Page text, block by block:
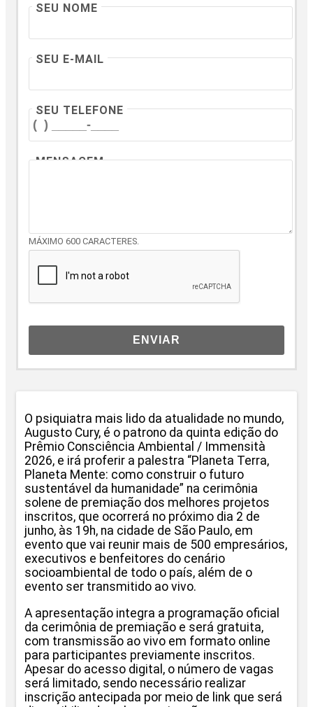
SEU NOME
SEU E-MAIL
SEU TELEFONE
MENSAGEM
MÁXIMO 600 CARACTERES.
ENVIAR
O psiquiatra mais lido da atualidade no mundo,
Augusto Cury, é o patrono da quinta edição do
Prêmio Consciência Ambiental / Immensità
2026, e irá proferir a palestra “Planeta Terra,
Planeta Mente: como construir o futuro
sustentável da humanidade” na cerimônia
solene de premiação dos melhores projetos
inscritos, que ocorrerá no próximo dia 2 de
junho, às 19h, na cidade de São Paulo, em
evento que vai reunir mais de 500 empresários,
executivos e benfeitores do cenário
socioambiental de todo o país, além de o
evento ser transmitido ao vivo.
A apresentação integra a programação oficial
da cerimônia de premiação e será gratuita,
com transmissão ao vivo em formato online
para participantes previamente inscritos.
Apesar do acesso digital, o número de vagas
será limitado, sendo necessário realizar
inscrição antecipada por meio de link que será